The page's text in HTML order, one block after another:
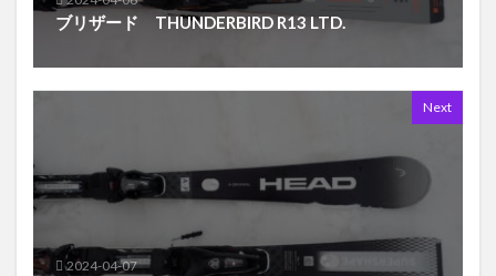
ブリザード THUNDERBIRD R13 LTD.
Next
2024-04-07